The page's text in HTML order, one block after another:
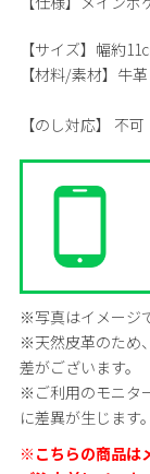
【サイズ】 幅約
【材料/素材】 牛
【のし対応】 不可
※写真はイメージ
※天然皮革のため
差がございます。
※ご利用のモニタ
に差異が生じます
※こちらの商品は